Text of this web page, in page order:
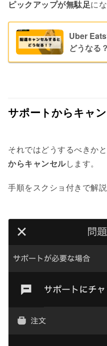
ピックアップが無駄足に
Uber
どうなる
サポートからキャ
それではどうするべきかと
からキャンセルします。
手順をスクショ付きで解説